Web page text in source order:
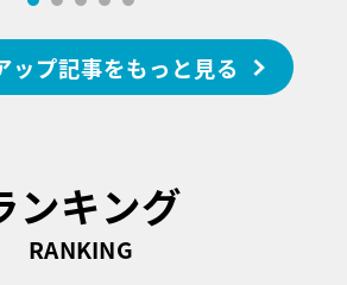
ップ記事をもっと見る
ンキング
RANKING